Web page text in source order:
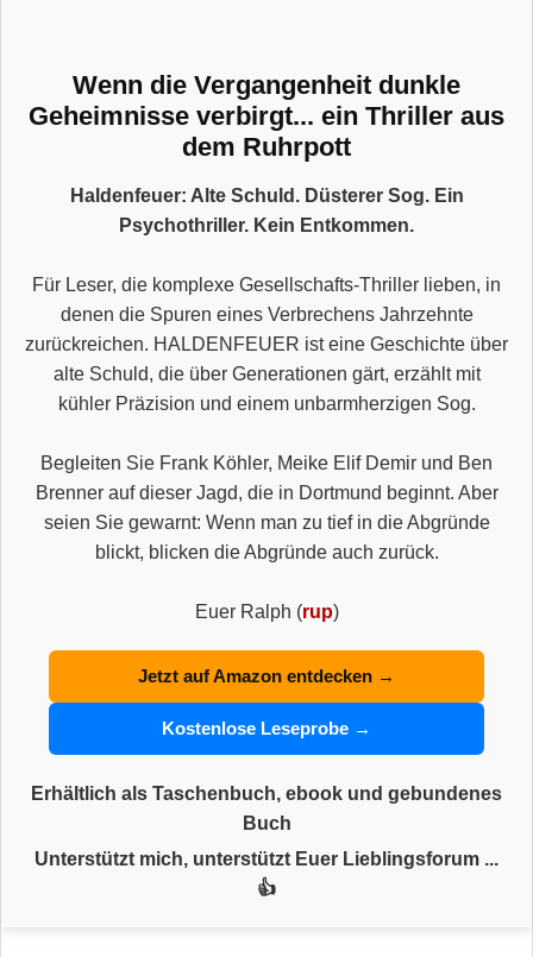
Wenn die Vergangenheit dunkle
Geheimnisse verbirgt... ein Thriller aus
dem Ruhrpott
Haldenfeuer: Alte Schuld. Düsterer Sog. Ein
Psychothriller. Kein Entkommen.
Für Leser, die komplexe Gesellschafts-Thriller lieben, in
denen die Spuren eines Verbrechens Jahrzehnte
zurückreichen. HALDENFEUER ist eine Geschichte über
alte Schuld, die über Generationen gärt, erzählt mit
kühler Präzision und einem unbarmherzigen Sog.
Begleiten Sie Frank Köhler, Meike Elif Demir und Ben
Brenner auf dieser Jagd, die in Dortmund beginnt. Aber
seien Sie gewarnt: Wenn man zu tief in die Abgründe
blickt, blicken die Abgründe auch zurück.
Euer Ralph (rup)
Jetzt auf Amazon entdecken →
Kostenlose Leseprobe →
Erhältlich als Taschenbuch, ebook und gebundenes
Buch
Unterstützt mich, unterstützt Euer Lieblingsforum ...
👍